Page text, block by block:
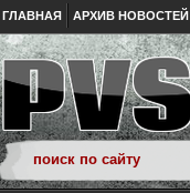
ГЛАВНАЯ АРХИВ НОВОСТЕЙ